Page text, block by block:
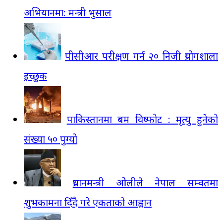
अभियानमा: मन्त्री भुसाल
पीसीआर परीक्षण गर्न २० निजी प्रयोगशाला
इच्छुक
पाकिस्तानमा बम विष्फोट : मृत्यु हुनेको
संख्या ५० पुग्यो
प्रधानमन्त्री ओलीले नेपाल सम्वतमा
शुभकामना दिँदै गरे एकताको आह्वान